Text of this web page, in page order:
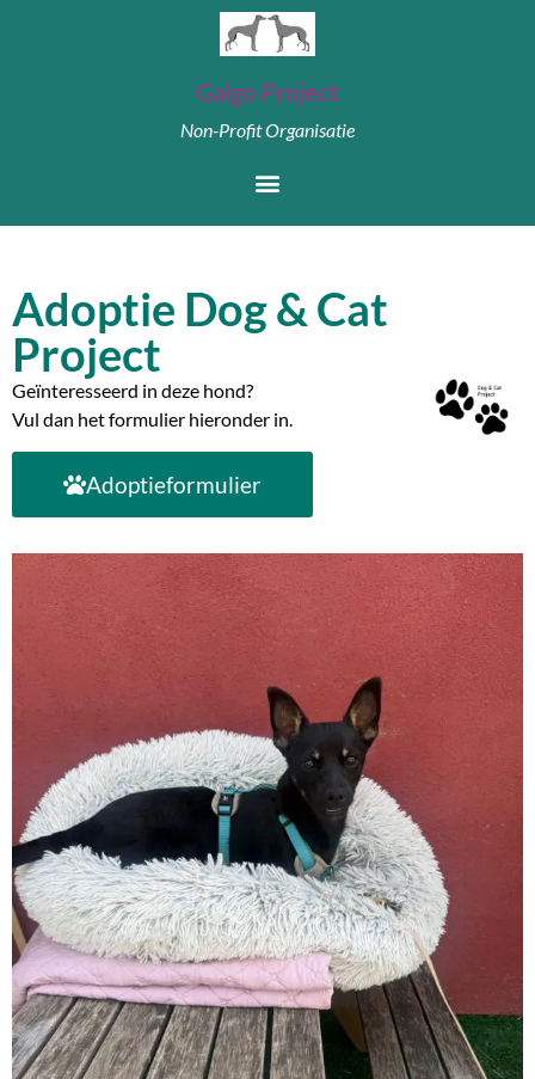
Galgo Project
Non-Profit Organisatie
Adoptie Dog & Cat
Project
Geïnteresseerd in deze hond?
Vul dan het formulier hieronder in.
Adoptieformulier